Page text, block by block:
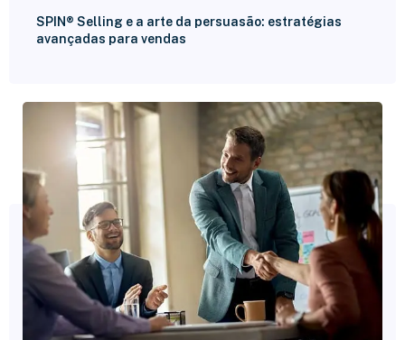
SPIN® Selling e a arte da persuasão: estratégias
avançadas para vendas